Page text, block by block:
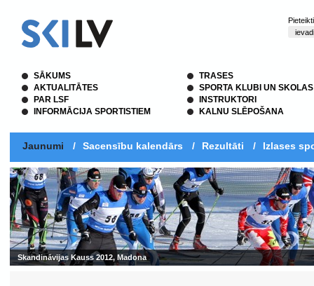
SĀKUMS
AKTUALITĀTES
PAR LSF
INFORMĀCIJA SPORTISTIEM
TRASES
SPORTA KLUBI UN SKOLAS
INSTRUKTORI
KALNU SLĒPOŠANA
Jaunumi / Sacensību kalendārs / Rezultāti / Izlases
Skandināvijas Kauss 2012, Madona